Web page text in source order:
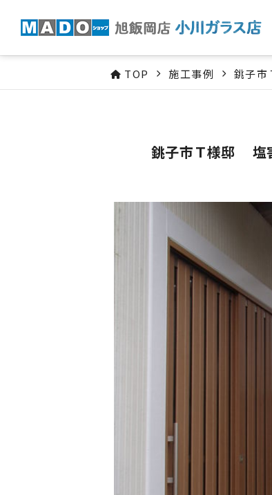
TOP 施工事例 銚子
銚子市Ｔ様邸 塩